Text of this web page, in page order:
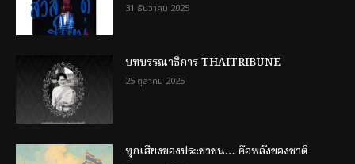
31 ธันวาคม 2025
บทบรรณาธิการ THAITRIBUNE
25 ตุลาคม 2025
ทุกเสียงของประชาชน… คือพลังของชาติ